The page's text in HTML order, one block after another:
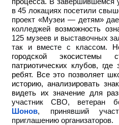
в 45 локациях посетили
проект «Музеи — детям»
колледжей возможность
125 музеев и выставочных
так и вместе с классом.
городской
патриотических клубов,
ребят. Все это позволяет
историю, анализировать
видеть их значение для
участник СВО, ветеран
Шонов, принявший
приглашению организаторов.